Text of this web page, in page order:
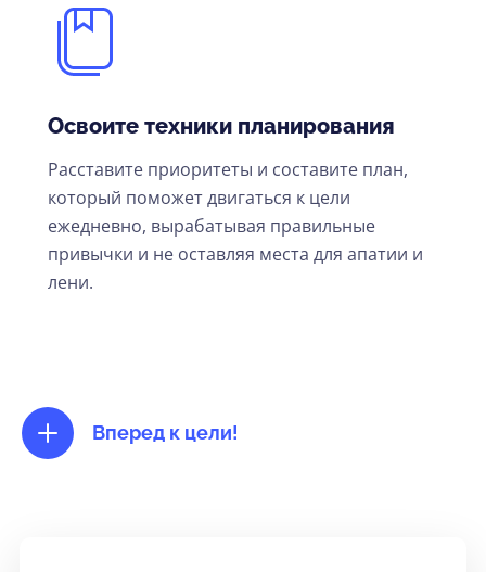
Освоите техники планирования
Расставите приоритеты и составите план,
который поможет двигаться к цели
ежедневно, вырабатывая правильные
привычки и не оставляя места для апатии и
лени.
Вперед к цели!